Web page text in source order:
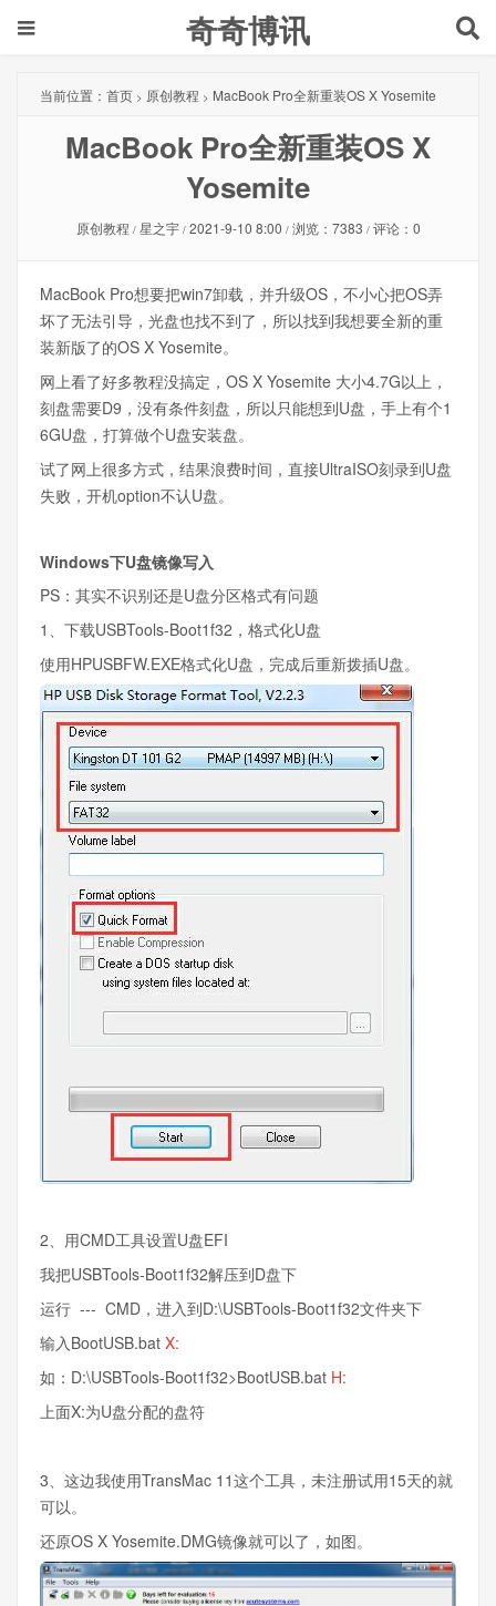
奇奇博讯
当前位置： 首页 > 原创教程 > MacBook Pro全新重装OS X Yosemite
MacBook Pro全新重装OS X
Yosemite
原创教程 / 星之宇 / 2021-9-10 8:00 / 浏览：7383 / 评论：0
MacBook Pro想要把win7卸载，并升级OS，不小心把OS弄
坏了无法引导，光盘也找不到了，所以找到我想要全新的重
装新版了的OS X Yosemite。
网上看了好多教程没搞定，OS X Yosemite 大小4.7G以上，
刻盘需要D9，没有条件刻盘，所以只能想到U盘，手上有个1
6GU盘，打算做个U盘安装盘。
试了网上很多方式，结果浪费时间，直接UltraISO刻录到U盘
失败，开机option不认U盘。
Windows下U盘镜像写入
PS：其实不识别还是U盘分区格式有问题
1、下载USBTools-Boot1f32，格式化U盘
使用HPUSBFW.EXE格式化U盘，完成后重新拨插U盘。
2、用CMD工具设置U盘EFI
我把USBTools-Boot1f32解压到D盘下
运行 --- CMD，进入到D:\USBTools-Boot1f32文件夹下
输入BootUSB.bat X:
如：D:\USBTools-Boot1f32>BootUSB.bat H:
上面X:为U盘分配的盘符
3、这边我使用TransMac 11这个工具，未注册试用15天的就
可以。
还原OS X Yosemite.DMG镜像就可以了，如图。